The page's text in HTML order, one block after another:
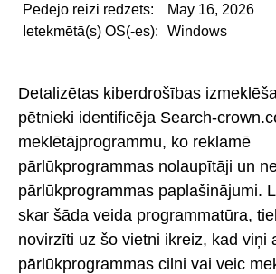
Pēdējo reizi redzēts:
May 16, 2026
Ietekmētā(s) OS(-es):
Windows
Detalizētas kiberdrošības
pētnieki identificēja Search-
meklētājprogrammu, ko reklamē
pārlūkprogrammas nolaupītāji un
pārlūkprogrammas paplašinājumi.
skar šāda veida programmatūra,
novirzīti uz šo vietni ikreiz, kad viņi
pārlūkprogrammas cilni vai veic